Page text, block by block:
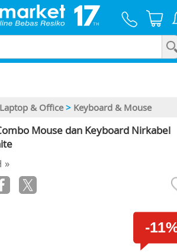
& Office > Keyboard & Mouse
Mouse dan Keyboard Nirkabel
»
-